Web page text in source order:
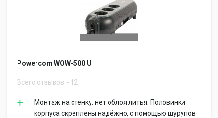
Powercom WOW-500 U
Всего отзывов 12
Монтаж на стенку. нет облоя литья. Половинки
корпуса скреплены надёжно, с помощью шурупов